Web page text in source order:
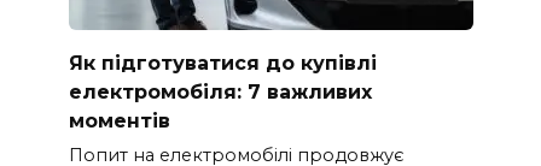
Як підготуватися до купівлі
електромобіля: 7 важливих
моментів
Попит на електромобілі продовжує